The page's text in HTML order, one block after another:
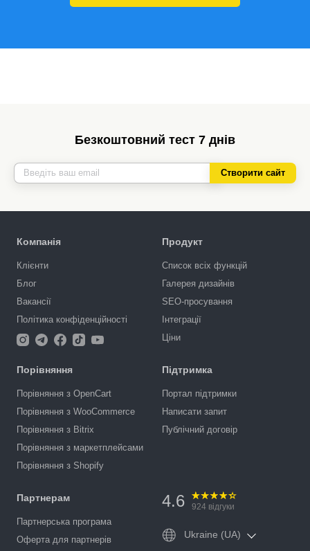
Безкоштовний тест 7 днів
Створити сайт
Компанія
Клієнти
Блог
Вакансії
Політика конфіденційності
Продукт
Список всіх функцій
Галерея дизайнів
SEO-просування
Інтеграції
Ціни
Порівняння
Порівняння з OpenCart
Порівняння з WooCommerce
Порівняння з Bitrix
Порівняння з маркетплейсами
Порівняння з Shopify
Підтримка
Портал підтримки
Написати запит
Публічний договір
Партнерам
Партнерська програма
Оферта для партнерів
4.6 924 відгуки
Ukraine (UA)